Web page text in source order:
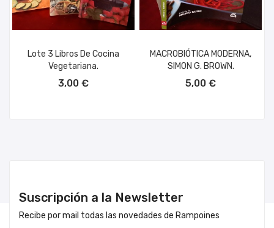
Lote 3 Libros De Cocina
Vegetariana.
3,00 €
MACROBIÓTICA MODERNA,
SIMON G. BROWN.
5,00 €
Suscripción a la Newsletter
Recibe por mail todas las novedades de Rampoines